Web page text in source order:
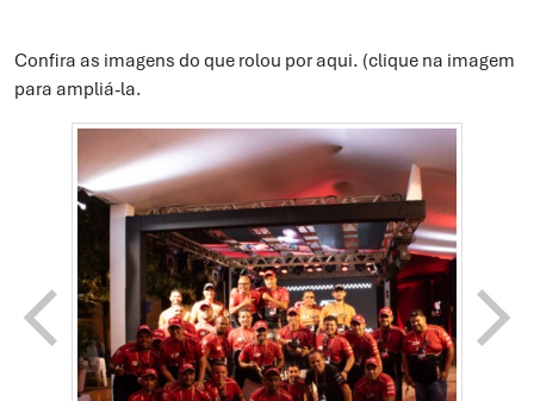
Confira as imagens do que rolou por aqui. (clique na imagem
para ampliá-la.